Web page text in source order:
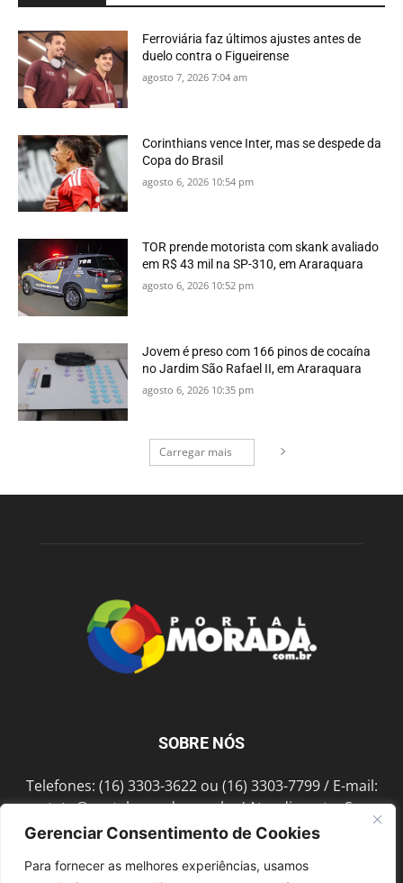
Gerenciar Consentimento de Cookies
Para fornecer as melhores experiências, usamos
Ferroviária faz últimos ajustes antes de
duelo contra o Figueirense
agosto 7, 2026 7:04 am
Corinthians vence Inter, mas se despede da
Copa do Brasil
agosto 6, 2026 10:54 pm
TOR prende motorista com skank avaliado
em R$ 43 mil na SP-310, em Araraquara
agosto 6, 2026 10:52 pm
Jovem é preso com 166 pinos de cocaína
no Jardim São Rafael II, em Araraquara
agosto 6, 2026 10:35 pm
Carregar mais
SOBRE NÓS
Telefones: (16) 3303-3622 ou (16) 3303-7799 / E-mail:
contato@portalmorada.com.br/ Atendimento: Seg a
Sex das 8h às 18h / Endereço: Av. Bento de Abreu, 889